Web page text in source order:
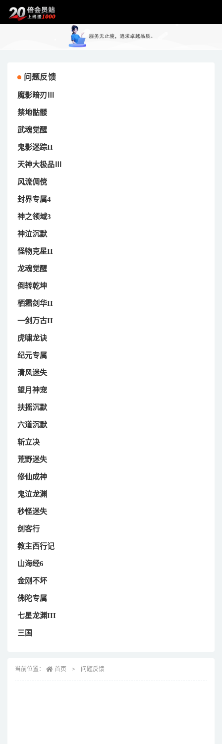
问题反馈
魔影暗刃Ⅲ
禁地骷髅
武魂觉醒
鬼影迷踪II
天神大极品Ⅲ
风流倜傥
封界专属4
神之领域3
神泣沉默
怪物克星II
龙魂觉醒
倒转乾坤
栖霜剑华II
一剑万古II
虎啸龙诀
纪元专属
清风迷失
望月神宠
扶摇沉默
六道沉默
斩立决
荒野迷失
修仙成神
鬼泣龙渊
秒怪迷失
剑客行
教主西行记
山海经6
金刚不坏
佛陀专属
七星龙渊III
三国
当前位置： 首页 问题反馈